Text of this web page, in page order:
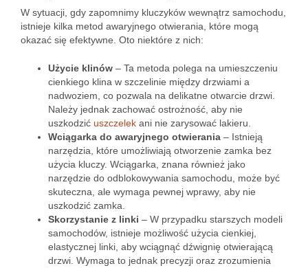
W sytuacji, gdy zapomnimy kluczyków wewnątrz samochodu,
istnieje kilka metod awaryjnego otwierania, które mogą
okazać się efektywne. Oto niektóre z nich:
Użycie klinów – Ta metoda polega na umieszczeniu
cienkiego klina w szczelinie między drzwiami a
nadwoziem, co pozwala na delikatne otwarcie drzwi.
Należy jednak zachować ostrożność, aby nie
uszkodzić uszczelek ani nie zarysować lakieru.
Wciągarka do awaryjnego otwierania – Istnieją
narzędzia, które umożliwiają otworzenie zamka bez
użycia kluczy. Wciągarka, znana również jako
narzędzie do odblokowywania samochodu, może być
skuteczna, ale wymaga pewnej wprawy, aby nie
uszkodzić zamka.
Skorzystanie z linki – W przypadku starszych modeli
samochodów, istnieje możliwość użycia cienkiej,
elastycznej linki, aby wciągnąć dźwignię otwierającą
drzwi. Wymaga to jednak precyzji oraz zrozumienia